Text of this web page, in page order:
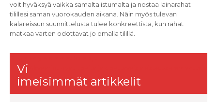
voit hyväksyä vaikka samalta istumalta ja nostaa lainarahat
tilillesi saman vuorokauden aikana. Näin myös tulevan
kalareissun suunnittelusta tulee konkreettista, kun rahat
matkaa varten odottavat jo omalla tilillä.
Artikkelien
selaus
Vi
imeisimmät artikkelit